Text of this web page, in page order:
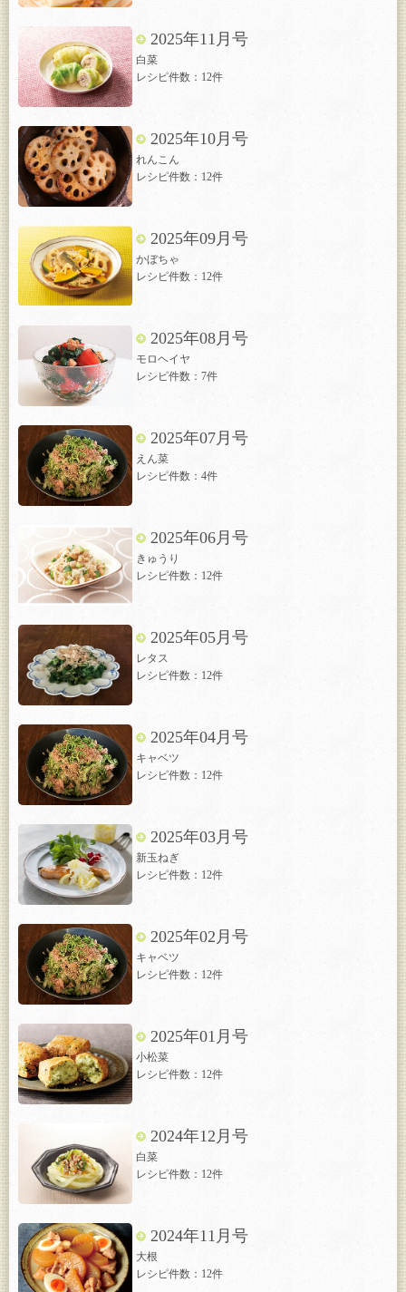
2025年11月号
白菜
レシピ件数：12件
2025年10月号
れんこん
レシピ件数：12件
2025年09月号
かぼちゃ
レシピ件数：12件
2025年08月号
モロヘイヤ
レシピ件数：7件
2025年07月号
えん菜
レシピ件数：4件
2025年06月号
きゅうり
レシピ件数：12件
2025年05月号
レタス
レシピ件数：12件
2025年04月号
キャベツ
レシピ件数：12件
2025年03月号
新玉ねぎ
レシピ件数：12件
2025年02月号
キャベツ
レシピ件数：12件
2025年01月号
小松菜
レシピ件数：12件
2024年12月号
白菜
レシピ件数：12件
2024年11月号
大根
レシピ件数：12件